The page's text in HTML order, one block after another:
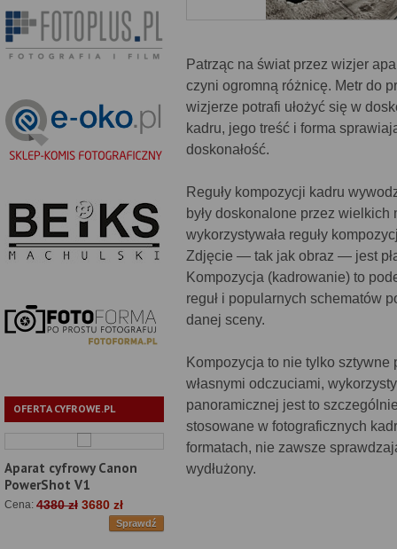
OFERTA CYFROWE.PL
Aparat cyfrowy Canon
PowerShot V1
Cena: 4380 zł 3680 zł
Sprawdź
Patrząc na świat przez wizjer
czyni ogromną różnicę. Metr do
wizjerze potrafi ułożyć się w
kadru, jego treść i forma
doskonałość.
Reguły kompozycji kadru
były doskonalone przez
wykorzystywała reguły
Zdjęcie — tak jak obraz — jest
Kompozycja (kadrowanie) to
reguł i popularnych schematów
danej sceny.
Kompozycja to nie tylko
własnymi odczuciami,
panoramicznej jest to
stosowane w fotograficznych
formatach, nie zawsze
wydłużony.